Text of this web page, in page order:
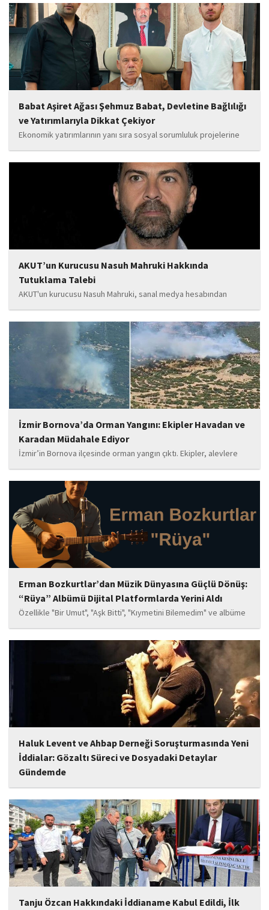
yanında olacağız. Sultangazi'de birlik ve beraberlik ruhunu daha
da güçlendirecek projeleri hayata geçirmek için ekip...
Babat Aşiret Ağası Şehmuz Babat, Devletine Bağlılığı
ve Yatırımlarıyla Dikkat Çekiyor
Ekonomik yatırımlarının yanı sıra sosyal sorumluluk projelerine
de önem veren Babat'ın, eğitim alanında bir lise ile iki okulun
yapımına katkı sunduğu, ayrıca Şırnak'ın çeşitli noktalarında
tamamlanan ve yapımı devam eden...
AKUT’un Kurucusu Nasuh Mahruki Hakkında
Tutuklama Talebi
AKUT'un kurucusu Nasuh Mahruki, sanal medya hesabından
yaptığı '15 Temmuz' paylaşımı nedeniyle 'Halkı kin ve düşmanlığa
tahrik veya aşağılama' suçundan gözaltına alındı. Mahruki,
tutuklama talebiyle Sulh Ceza Hakimliği'ne sevk edildi.
İzmir Bornova’da Orman Yangını: Ekipler Havadan ve
Karadan Müdahale Ediyor
İzmir’in Bornova ilçesinde orman yangın çıktı. Ekipler, alevlere
havadan ve karadan müdahale ediyor.
Erman Bozkurtlar’dan Müzik Dünyasına Güçlü Dönüş:
“Rüya” Albümü Dijital Platformlarda Yerini Aldı
Özellikle "Bir Umut", "Aşk Bitti", "Kıymetini Bilemedim" ve albüme
adını veren "Rüya" parçalarının kısa süre içerisinde öne çıkan
eserler arasında yer alması bekleniyor. Albüm, sanatçının önceki
çalışmalarına göre daha olgun,...
Haluk Levent ve Ahbap Derneği Soruşturmasında Yeni
İddialar: Gözaltı Süreci ve Dosyadaki Detaylar
Gündemde
İstanbul Cumhuriyet Başsavcılığı tarafından yürütülen ve Haluk
Levent ile kurucusu olduğu Ahbap Derneği'ni kapsadığı belirtilen
soruşturmaya ilişkin yeni iddialar gündeme geldi. Edinilen
bilgilere göre, soruşturmanın ani bir operasyonla değil, aylar...
Tanju Özcan Hakkındaki İddianame Kabul Edildi, İlk